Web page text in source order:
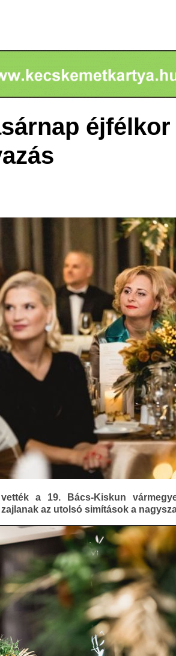
a 19. Bács-Kiskun
az utolsó simítások a